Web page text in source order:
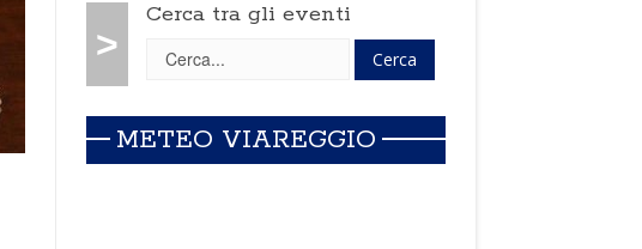
>
Cerca tra gli eventi
METEO VIAREGGIO